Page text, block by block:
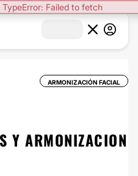
TypeError: Failed to fetch
ARMONIZACIÓN FACIAL
Y ARMONIZACION